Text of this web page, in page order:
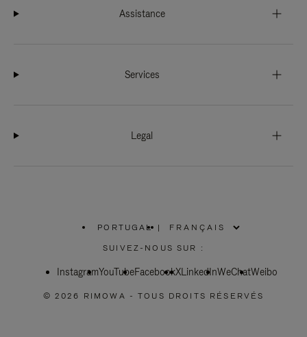
Assistance
Services
Legal
PORTUGAL
SÉLECTIONNEZ
VOTRE
|
SUIVEZ-NOUS SUR :
InstagramYouTubeFacebookXLinkedInWeChatWeibo
© 2026 RIMOWA - TOUS DROITS RÉSERVÉS